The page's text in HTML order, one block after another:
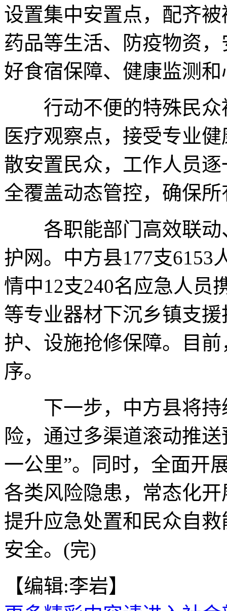
设置集中安置点，配齐
药品等生活、防疫物资
好食宿保障、健康监测
行动不便的特殊民众
医疗观察点，接受专业
散安置民众，工作人员
全覆盖动态管控，确保
各职能部门高效联动
护网。中方县177支6153
情中12支240名应急人员
等专业器材下沉乡镇支
护、设施抢修保障。目
序。
下一步，中方县将持
险，通过多渠道滚动推
一公里”。同时，全面开
各类风险隐患，常态化
提升应急处置和民众自
安全。(完)
【编辑:李岩】